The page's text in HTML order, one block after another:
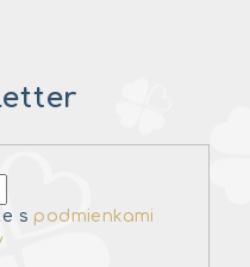
s podmienkami